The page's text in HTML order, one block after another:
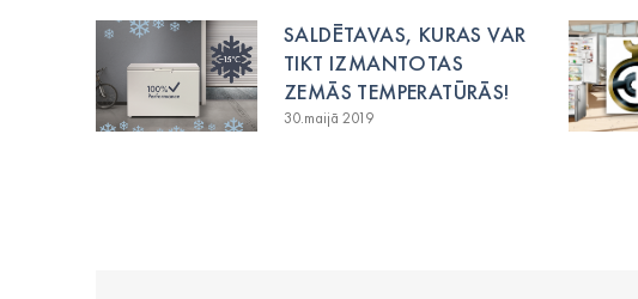
SALDĒTAVAS, KURAS VAR
TIKT IZMANTOTAS
ZEMĀS TEMPERATŪRĀS!
30.maijā 2019